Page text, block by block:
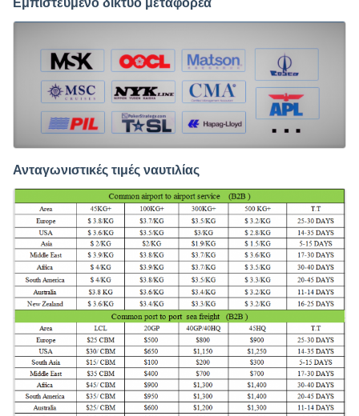
Εμπιστευμένο δίκτυο μεταφορέα
Ανταγωνιστικές τιμές ναυτιλίας